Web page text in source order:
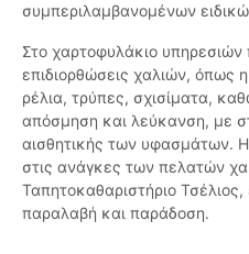
συμπεριλαμβανομένων
Στο χαρτοφυλάκιο υπηρεσιών
επιδιορθώσεις χαλιών, όπως
ρέλια, τρύπες, σχισίματα,
απόσμηση και λεύκανση, με
αισθητικής των υφασμάτων.
στις ανάγκες των πελατών
Ταπητοκαθαριστήριο
παραλαβή και παράδοση.